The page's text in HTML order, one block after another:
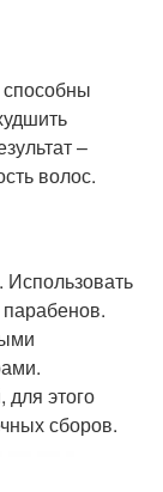
способны
–
волос.
этого
сборов.